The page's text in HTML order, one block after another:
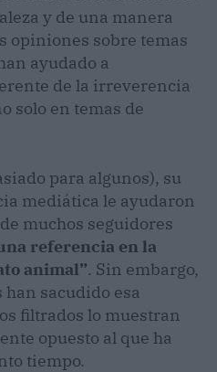
y de una manera
opiniones sobre temas
ayudado a
de la irreverencia
solo en temas de
para algunos), su
mediática le ayudaron
muchos seguidores
referencia en la
animal”. Sin embargo,
sacudido esa
filtrados lo muestran
opuesto al que ha
tiempo.